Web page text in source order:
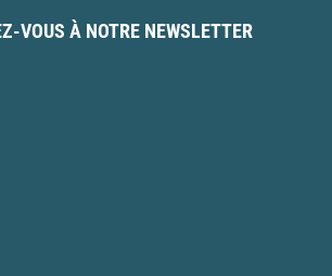
VOUS À NOTRE NEWSLETTER